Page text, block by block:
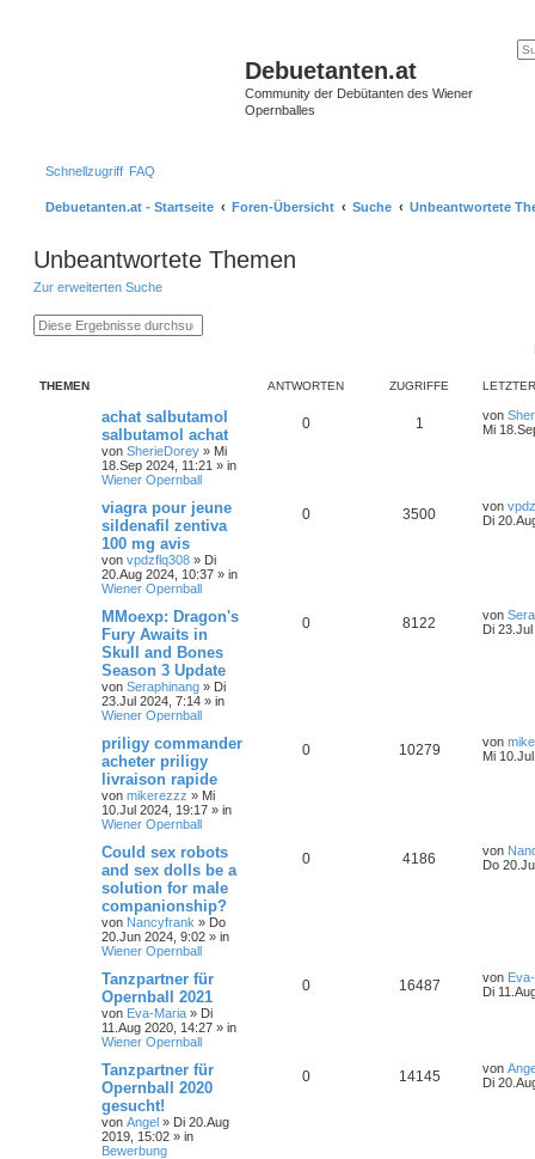
Debuetanten.at
Community der Debütanten des Wiener
Opernballes
Schnellzugriff FAQ
Debuetanten.at - Startseite Foren-Übersicht Suche Unbeantwortete
Unbeantwortete Themen
Zur erweiterten Suche
S
u
E
r
THEMEN ANTWORTEN ZUGRIFFE
achat salbutamol
salbutamol achat
von SherieDorey » Mi
18.Sep 2024, 11:21 » in
Wiener Opernball
0 1 von
Mi
viagra pour jeune
sildenafil zentiva
100 mg avis
von vpdzflq308 » Di
20.Aug 2024, 10:37 » in
Wiener Opernball
0 3500 von
Di
MMoexp: Dragon's
Fury Awaits in
Skull and Bones
Season 3 Update
von Seraphinang » Di
23.Jul 2024, 7:14 » in
Wiener Opernball
0 8122 von
Di
priligy commander
acheter priligy
livraison rapide
von mikerezzz » Mi
10.Jul 2024, 19:17 » in
Wiener Opernball
0 10279 von
Mi
Could sex robots
and sex dolls be a
solution for male
companionship?
von Nancyfrank » Do
20.Jun 2024, 9:02 » in
Wiener Opernball
0 4186 von
Do
Tanzpartner für
Opernball 2021
von Eva-Maria » Di
11.Aug 2020, 14:27 » in
Wiener Opernball
0 16487 von
Di
Tanzpartner für
Opernball 2020
gesucht!
von Angel » Di 20.Aug
2019, 15:02 » in
Bewerbung
0 14145 von
Di